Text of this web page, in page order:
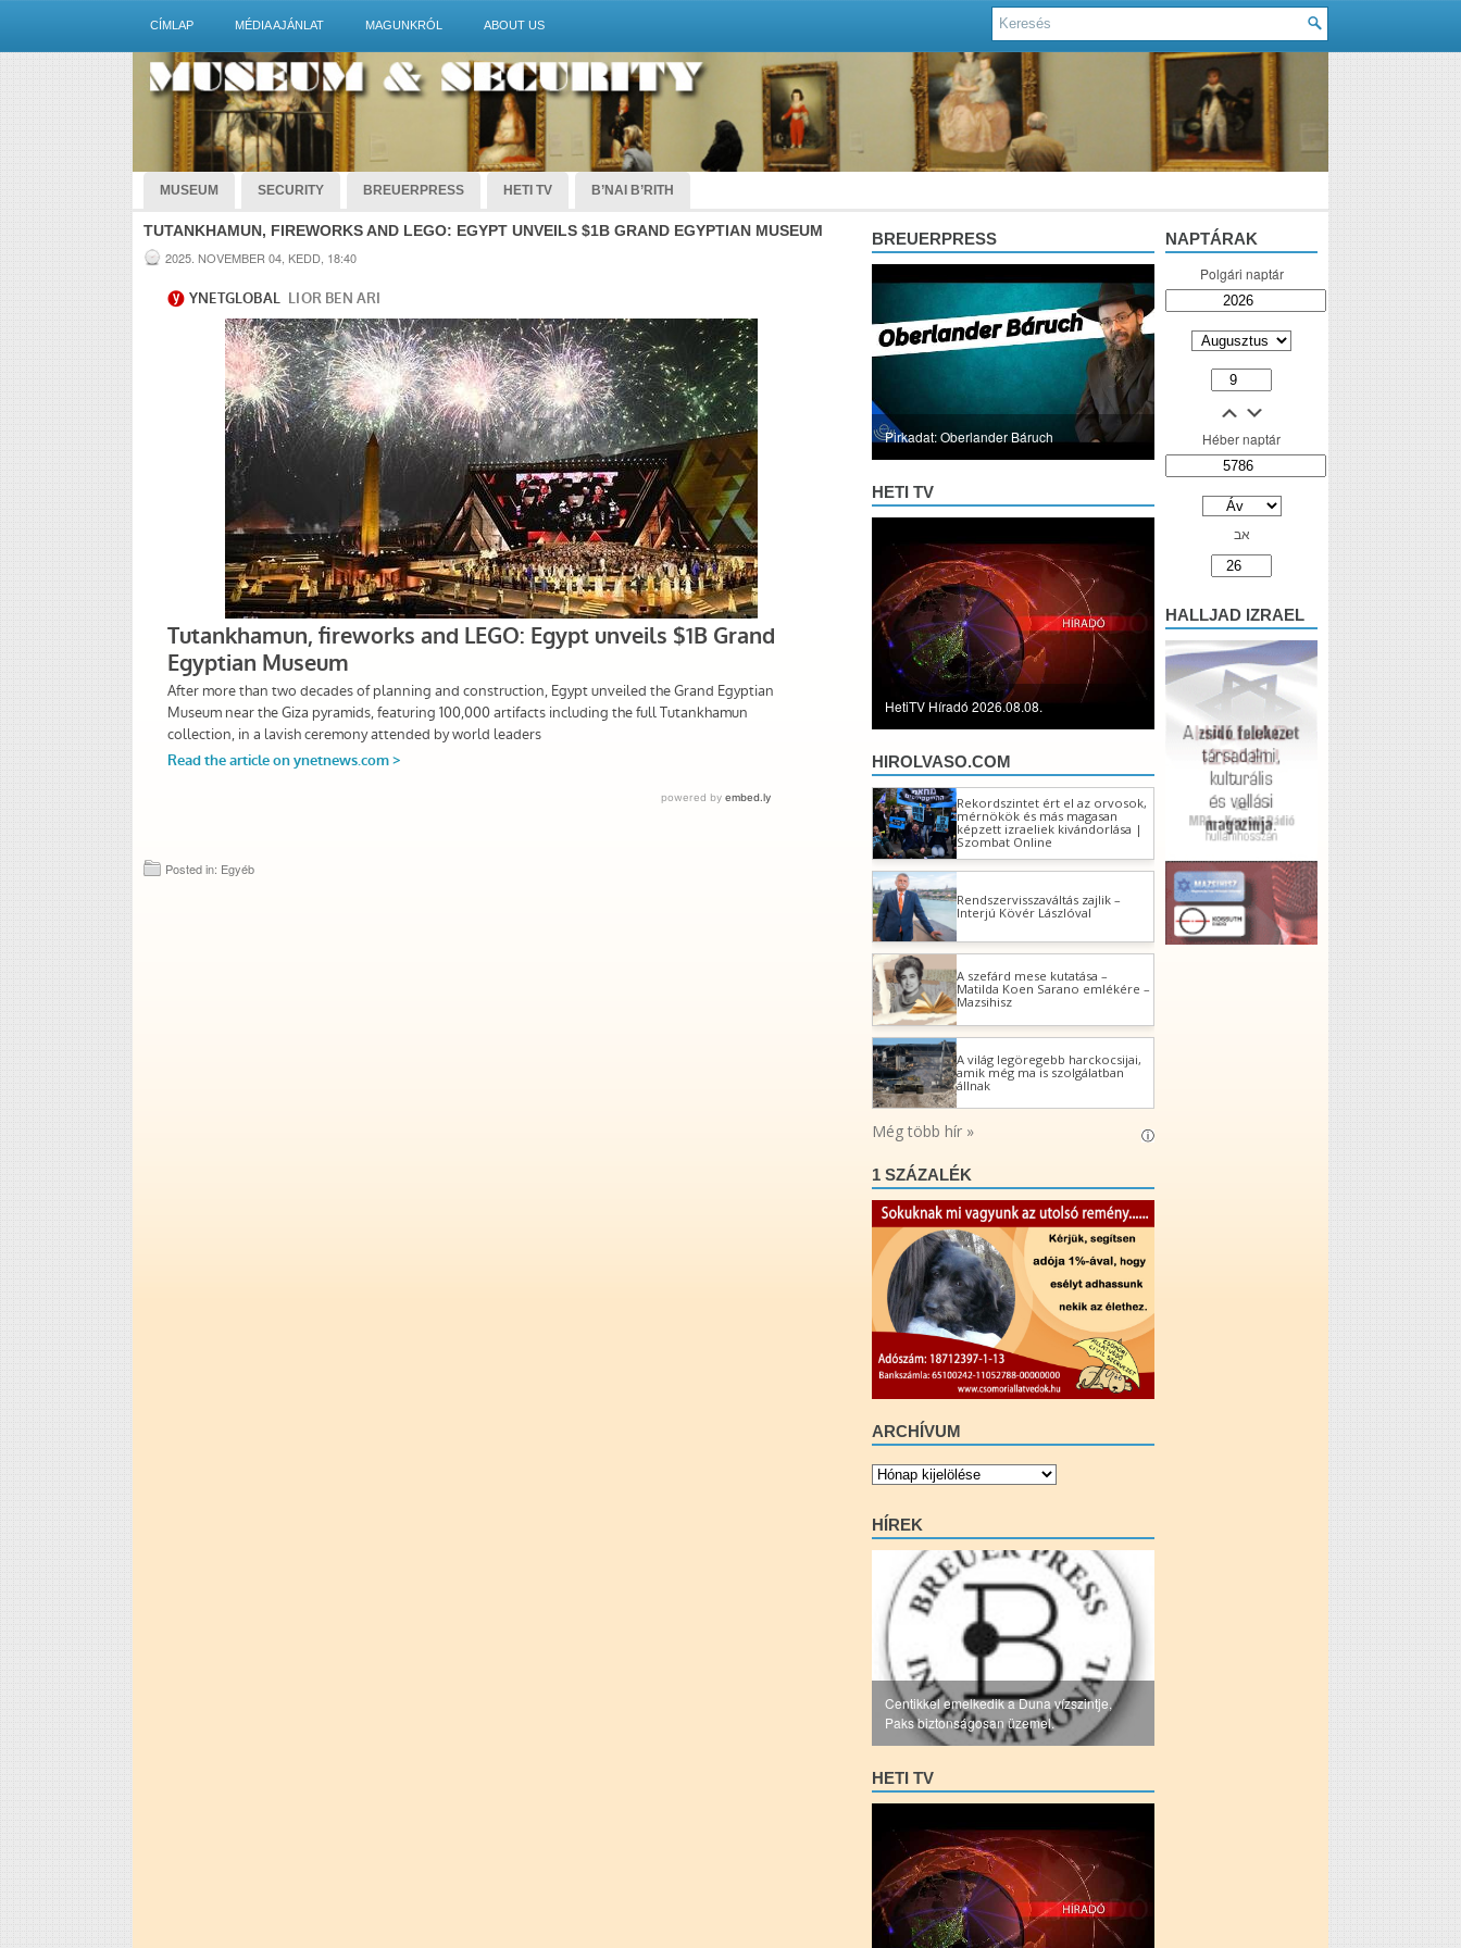
CÍMLAP MÉDIA AJÁNLAT MAGUNKRÓL ABOUT US
MUSEUM SECURITY BREUERPRESS HETI TV B’NAI B’RITH
TUTANKHAMUN, FIREWORKS AND LEGO: EGYPT UNVEILS $1B GRAND EGYPTIAN MUSEUM
2025. NOVEMBER 04, KEDD, 18:40
Posted in: Egyéb
BREUERPRESS
Pirkadat: Oberlander Báruch
HETI TV
HetiTV Híradó 2026.08.08.
HIROLVASO.COM
1 SZÁZALÉK
ARCHÍVUM
Archívum
HÍREK
Centikkel emelkedik a Duna vízszintje,
Paks biztonságosan üzemel.
HETI TV
NAPTÁRAK
Polgári naptár
Héber naptár
אב
HALLJAD IZRAEL